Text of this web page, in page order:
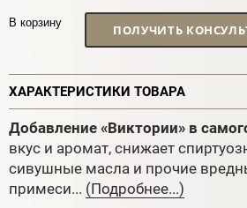
В корзину ПОЛУЧИТЬ
ХАРАКТЕРИСТИКИ ТОВАРА
Добавление «Виктории» в
вкус и аромат, снижает
сивушные масла и прочие
примеси... (Подробнее...)